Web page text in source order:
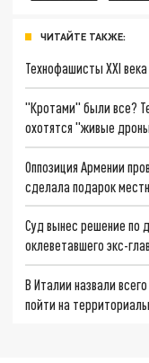
ЧИТАЙТЕ ТАКЖЕ:
Технофашисты XXI века
"Кротами" были все?
охотятся "живые
Оппозиция Армении
сделала подарок
Суд вынес решение по
оклеветавшего экс-
В Италии назвали
пойти на